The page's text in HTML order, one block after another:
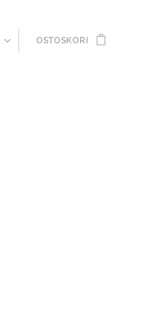
OSTOSKORI